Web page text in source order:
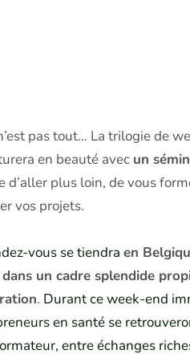
pas tout… La trilogie de
en beauté avec un
d’aller plus loin, de vous
vos projets.
vous se tiendra en
un cadre splendide
. Durant ce week-end
en santé se
entre échanges